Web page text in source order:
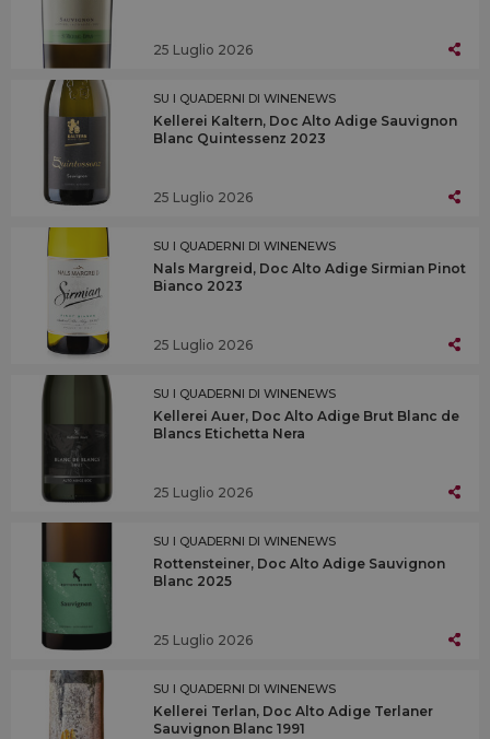
25 Luglio 2026
SU I QUADERNI DI WINENEWS
Kellerei Kaltern, Doc Alto Adige Sauvignon
Blanc Quintessenz 2023
25 Luglio 2026
SU I QUADERNI DI WINENEWS
Nals Margreid, Doc Alto Adige Sirmian Pinot
Bianco 2023
25 Luglio 2026
SU I QUADERNI DI WINENEWS
Kellerei Auer, Doc Alto Adige Brut Blanc de
Blancs Etichetta Nera
25 Luglio 2026
SU I QUADERNI DI WINENEWS
Rottensteiner, Doc Alto Adige Sauvignon
Blanc 2025
25 Luglio 2026
SU I QUADERNI DI WINENEWS
Kellerei Terlan, Doc Alto Adige Terlaner
Sauvignon Blanc 1991